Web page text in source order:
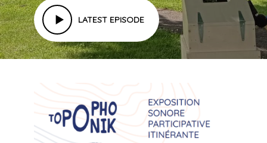
LATEST EPISODE